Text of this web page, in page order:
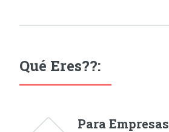
Qué Eres??:
Para Empresas